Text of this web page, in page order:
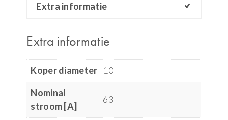
Extra informatie
Extra informatie
Koper diameter 10
Nominal
stroom [A]
63